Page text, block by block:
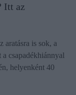
Itt az
aratásra is sok, a
csapadékhiánnyal
helyenként 40